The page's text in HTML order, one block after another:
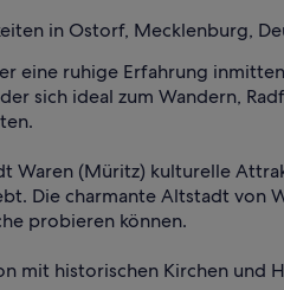
in Ostorf, Mecklenburg,
eine ruhige Erfahrung
sich ideal zum Wandern,
Waren (Müritz) kulturelle
Die charmante Altstadt von
probieren können.
mit historischen Kirchen und